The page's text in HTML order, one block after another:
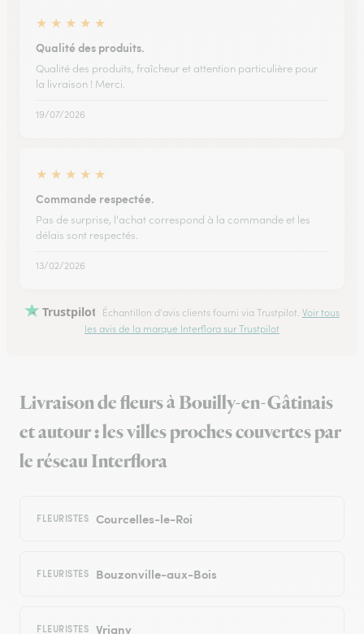
★ ★ ★ ★ ★
Qualité des produits.
Qualité des produits, fraîcheur et attention particulière pour
la livraison ! Merci.
19/07/2026
★ ★ ★ ★ ★
Commande respectée.
Pas de surprise, l'achat correspond à la commande et les
délais sont respectés.
13/02/2026
Trustpilot Échantillon d'avis clients fourni via Trustpilot. Voir tous
les avis de la marque Interflora sur Trustpilot
Livraison de fleurs à Bouilly-en-Gâtinais
et autour : les villes proches couvertes par
le réseau Interflora
FLEURISTES Courcelles-le-Roi
FLEURISTES Bouzonville-aux-Bois
FLEURISTES Vrigny